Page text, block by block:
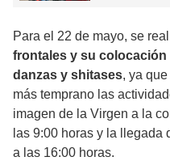
Para el 22 de mayo, se
frontales y su colocación
danzas y shitases, ya
más temprano las
imagen de la Virgen a la
las 9:00 horas y la
a las 16:00 horas.